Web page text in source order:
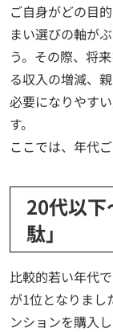
ご自身がどの目
まい選びの軸が
う。その際、将
る収入の増減、
必要になりやす
す。
ここでは、年代
20代以
駄」
比較的若い年代
が1位となりまし
ンションを購入